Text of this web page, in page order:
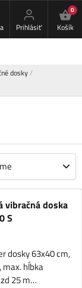
Prihlásiť
0
Košík
dosky
vibračná doska
S
dosky 63x40 cm,
max. hĺbka
25 m…